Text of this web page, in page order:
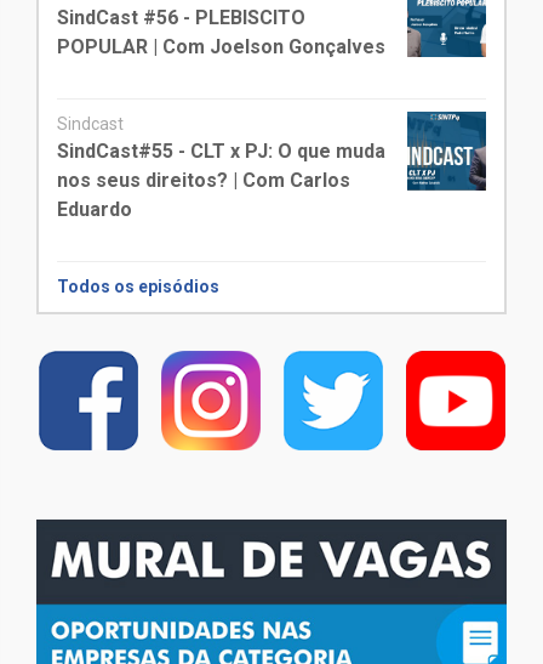
SindCast #56 - PLEBISCITO
POPULAR | Com Joelson Gonçalves
Sindcast
SindCast#55 - CLT x PJ: O que muda
nos seus direitos? | Com Carlos
Eduardo
Todos os episódios